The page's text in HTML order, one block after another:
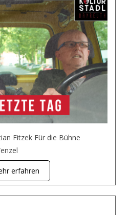
Fitzek Für die Bühne
erfahren